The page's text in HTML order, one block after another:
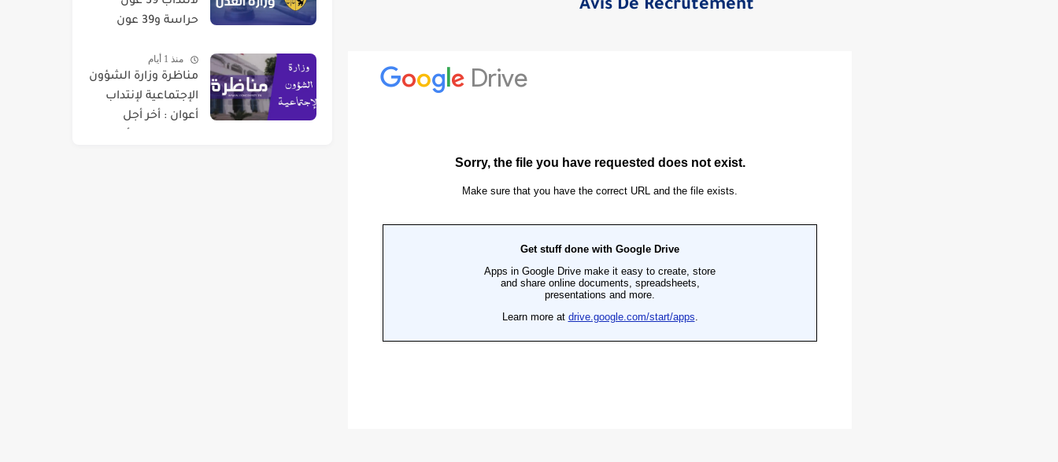
Avis De Recrutement
حراسة و39 عون
منذ 1 أيام
مناظرة وزارة الشؤون
الإجتماعية لإنتداب
أعوان : أخر أجل